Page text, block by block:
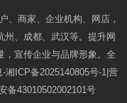
、商家、企业机构、网店，
、成都、武汉等。提升网
，宣传企业与品牌形象。全
-湘ICP备2025140805号-1 |营
备43010502002101号